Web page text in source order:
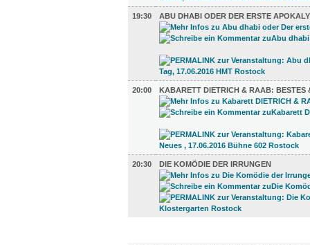
19:30 ABU DHABI ODER DER ERSTE
20:00 KABARETT DIETRICH & RAAB: BESTES
20:30 DIE KOMÖDIE DER IRRUNGEN